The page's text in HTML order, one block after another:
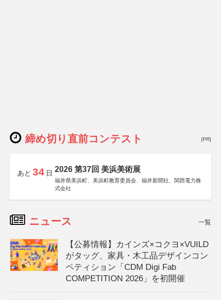
締め切り直前コンテスト [PR]
あと 34 日 2026 第37回 美浜美術展
福井県美浜町、美浜町教育委員会、福井新聞社、関西電力株
式会社
ニュース 一覧
【公募情報】カインズ×コクヨ×VUILD
がタッグ、家具・木工品デザインコン
ペティション「CDM Digi Fab
COMPETITION 2026」を初開催